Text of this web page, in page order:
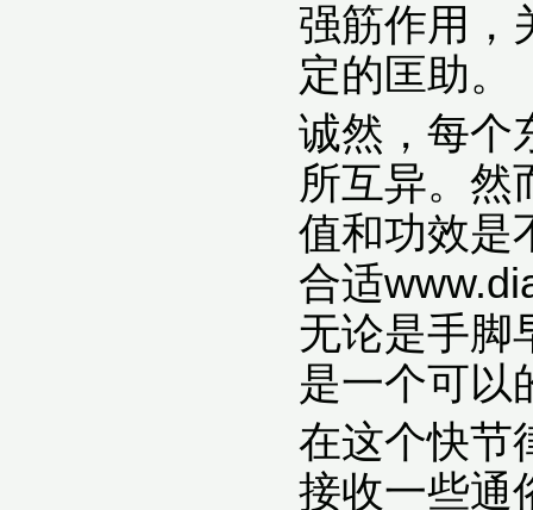
强筋作用，
定的匡助。
诚然，每个
所互异。然
值和功效是
合适
无论是手脚
是一个可以
在这个快节
接收一些通